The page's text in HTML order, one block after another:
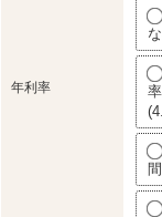
年利率